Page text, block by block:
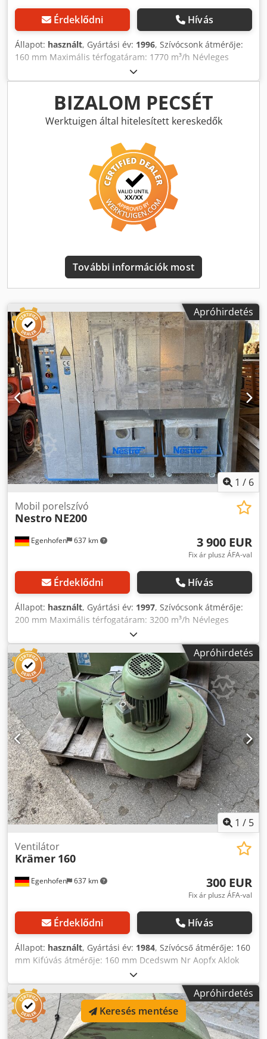
Érdeklődni Hívás
Állapot: használt, Gyártási év: 1996, Szívócsonk átmérője:
160 mm Maximális térfogatáram: 1770 m³/h Névleges
térfogatáram: 1448 m³/h Térfogatáram ellenőrzése:
nyomáskülönbség-kijelző Vákuum: 1570 Pa Szűrőfelület:
10,5 m² Maradék porszint: kevesebb mint 0,2 mg/m³
Zajszint: Forgácsgyűjtő zsák térfogata: Szűrőtisztítás:
pneumatikus, Jet tisztítás Motorteljesítmény: 2,2 kW
2200 mm Tömeg: Djdpfxsyffx Ie Akleck
BIZALOM PECSÉT
Werktuigen által hitelesített kereskedők
További információk most
Apróhirdetés
1 / 6
Egenhofen 637 km
Mobil porelszívó
Nestro NE200
3 900 EUR
Fix ár plusz ÁFA-val
Érdeklődni Hívás
Állapot: használt, Gyártási év: 1997, Szívócsonk átmérője:
200 mm Maximális térfogatáram: 3200 m³/h Névleges
térfogatáram: 2862 m³/h Térfogatáram-ellenőrzés:
nyomáskülönbség-kijelzés Vákuum: 2336 Pa Szűrőfelület:
16,8 m² Maradék por koncentráció: kevesebb mint 0,2
mg/m³ Hangnyomásszint: dB Forgácszsák térfogata: l
Szűrőtisztítás: pneumatikus Motorteljesítmény: 4 kW Gép
hossza: 2300 mm Gép szélessége: 900 mm Gép
magassága: 2200 mm Tömeg: 350 kg Dcedpox Edmvjfx
Aklok
Apróhirdetés
1 / 5
Egenhofen 637 km
Ventilátor
Krämer 160
300 EUR
Fix ár plusz ÁFA-val
Érdeklődni Hívás
Állapot: használt, Gyártási év: 1984, Szívócső átmérője: 160
mm Kifúvás átmérője: 160 mm Dcedswm Nr Aopfx Aklok
Térfogatáram: 2500 m³/h Motorteljesítmény: 2,2 kW Súly:
50 kg
Apróhirdetés
Keresés mentése